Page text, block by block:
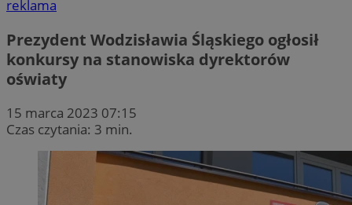
reklama
Prezydent Wodzisławia Śląskiego ogłosił
konkursy na stanowiska dyrektorów
oświaty
15 marca 2023 07:15
Czas czytania: 3 min.